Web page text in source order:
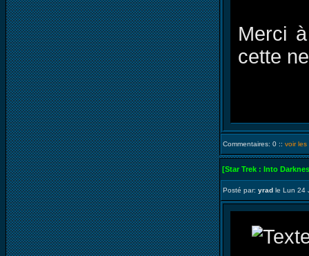
Merci
cette
Commentaires: 0 :: voir les
[Star Trek : Into
Posté par: yrad le Lun 24